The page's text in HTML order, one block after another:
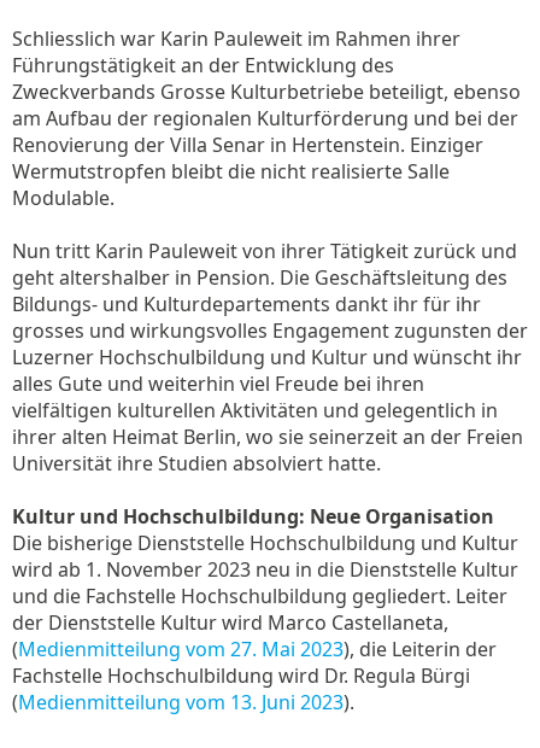
Schliesslich war Karin Pauleweit im Rahmen ihrer
Führungstätigkeit an der Entwicklung des
Zweckverbands Grosse Kulturbetriebe beteiligt, ebenso
am Aufbau der regionalen Kulturförderung und bei der
Renovierung der Villa Senar in Hertenstein. Einziger
Wermutstropfen bleibt die nicht realisierte Salle
Modulable.
Nun tritt Karin Pauleweit von ihrer Tätigkeit zurück und
geht altershalber in Pension. Die Geschäftsleitung des
Bildungs- und Kulturdepartements dankt ihr für ihr
grosses und wirkungsvolles Engagement zugunsten der
Luzerner Hochschulbildung und Kultur und wünscht ihr
alles Gute und weiterhin viel Freude bei ihren
vielfältigen kulturellen Aktivitäten und gelegentlich in
ihrer alten Heimat Berlin, wo sie seinerzeit an der Freien
Universität ihre Studien absolviert hatte.
Kultur und Hochschulbildung: Neue Organisation
Die bisherige Dienststelle Hochschulbildung und Kultur
wird ab 1. November 2023 neu in die Dienststelle Kultur
und die Fachstelle Hochschulbildung gegliedert. Leiter
der Dienststelle Kultur wird Marco Castellaneta,
(Medienmitteilung vom 27. Mai 2023), die Leiterin der
Fachstelle Hochschulbildung wird Dr. Regula Bürgi
(Medienmitteilung vom 13. Juni 2023).